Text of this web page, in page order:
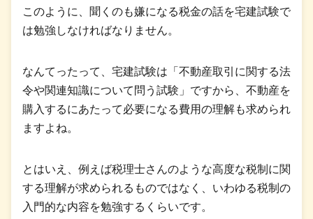
このように、聞くのも嫌になる税金の話を宅建試験で
は勉強しなければなりません。
なんてったって、宅建試験は「不動産取引に関する法
令や関連知識について問う試験」ですから、不動産を
購入するにあたって必要になる費用の理解も求められ
ますよね。
とはいえ、例えば税理士さんのような高度な税制に関
する理解が求められるものではなく、いわゆる税制の
入門的な内容を勉強するくらいです。